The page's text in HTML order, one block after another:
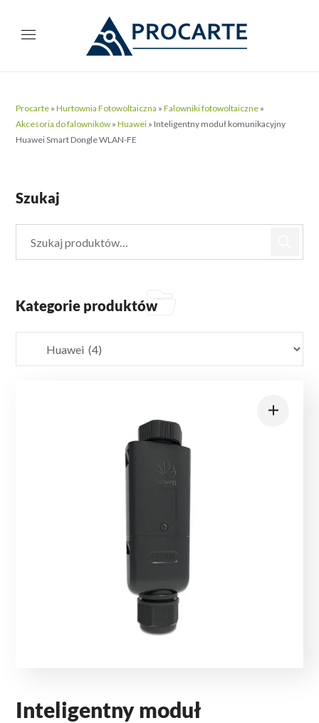
Procarte »Hurtownia Fotowoltaiczna »Falowniki fotowoltaiczne »
Akcesoria do falowników »Huawei » Inteligentny moduł komunikacyjny
Huawei Smart Dongle WLAN-FE
Inteligentny moduł
Szukaj
Kategorie produktów